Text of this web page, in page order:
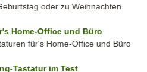
oder zu Weihnachten
Home-Office und Büro
für's Home-Office und Büro
Tastatur im Test